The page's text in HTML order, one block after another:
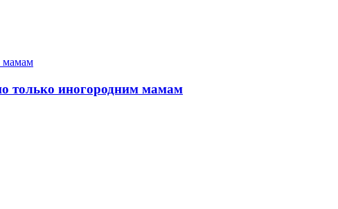
только иногородним мамам